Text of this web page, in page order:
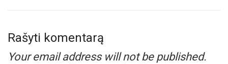
Rašyti komentarą
Your email address will not be published.